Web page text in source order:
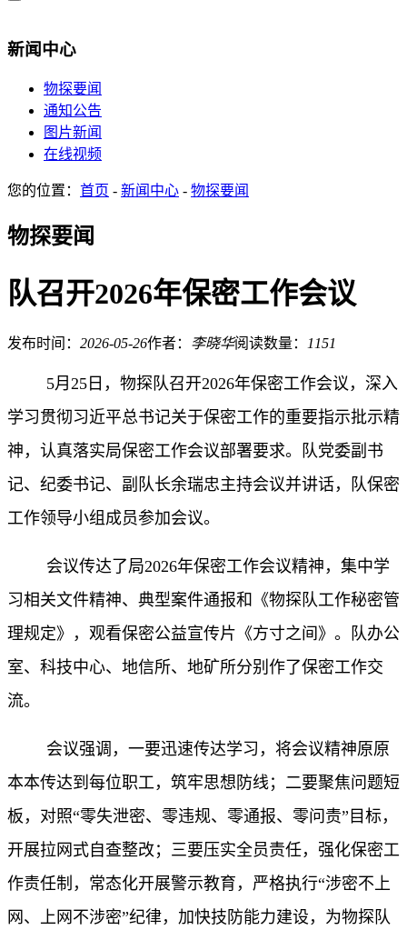
新闻中心
物探要闻
通知公告
图片新闻
在线视频
您的位置： 首页 - 新闻中心 - 物探要闻
物探要闻
队召开2026年保密工作会议
发布时间： 2026-05-26作者： 李晓华阅读数量： 1151
5月25日，物探队召开2026年保密工作会议，深入
学习贯彻习近平总书记关于保密工作的重要指示批示精
神，认真落实局保密工作会议部署要求。队党委副书
记、纪委书记、副队长余瑞忠主持会议并讲话，队保密
工作领导小组成员参加会议。
会议传达了局2026年保密工作会议精神，集中学
习相关文件精神、典型案件通报和《物探队工作秘密管
理规定》，观看保密公益宣传片《方寸之间》。队办公
室、科技中心、地信所、地矿所分别作了保密工作交
流。
会议强调，一要迅速传达学习，将会议精神原原
本本传达到每位职工，筑牢思想防线；二要聚焦问题短
板，对照“零失泄密、零违规、零通报、零问责”目标，
开展拉网式自查整改；三要压实全员责任，强化保密工
作责任制，常态化开展警示教育，严格执行“涉密不上
网、上网不涉密”纪律，加快技防能力建设，为物探队